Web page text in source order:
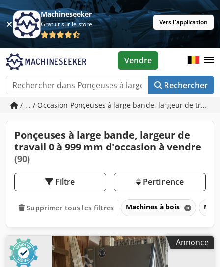
Machineseeker
Gratuit sur le store Vers l'application
Rechercher
Vendre
/ ... / Occasion Ponçeuses à large bande, largeur de travail
Ponçeuses à large bande, largeur de
travail 0 à 999 mm d'occasion à vendre
(90)
Filtre Pertinence
Supprimer tous les filtres Machines à bois
Annonce